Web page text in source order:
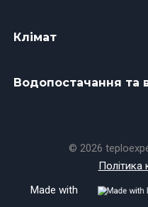
Клімат
Водопостачання та
© 2026
Політика
Made with